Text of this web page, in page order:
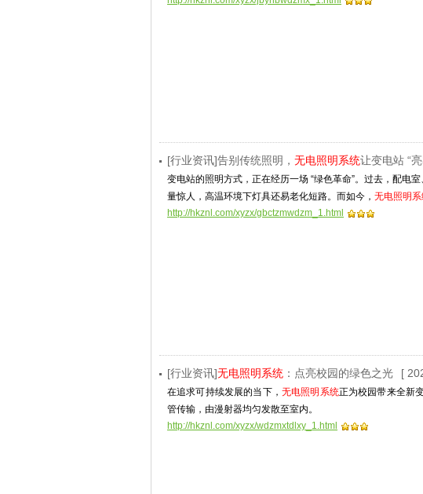
[行业资讯]告别传统照明， 无电照明系统让变电站 “
变电站的照明方式，正在经历一场 “绿色革命”。过去，配电
量惊人，高温环境下灯具还易老化短路。而如今， 无电照明
http://hkznl.com/xyzx/gbctzmwdzm_1.html
[行业资讯]无电照明系统 ：点亮校园的绿色之光 [
在追求可持续发展的当下， 无电照明系统正为校园带来全新变
管传输，由漫射器均匀发散至室内。
http://hkznl.com/xyzx/wdzmxtdlxy_1.html